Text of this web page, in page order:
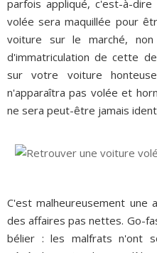
parfois appliqué, c'est-à-
volée sera maquillée pour
voiture sur le marché,
d'immatriculation de cette
sur votre voiture
n'apparaîtra pas volée et
ne sera peut-être jamais
C'est malheureusement une
des affaires pas nettes. Go-
bélier : les malfrats n'ont